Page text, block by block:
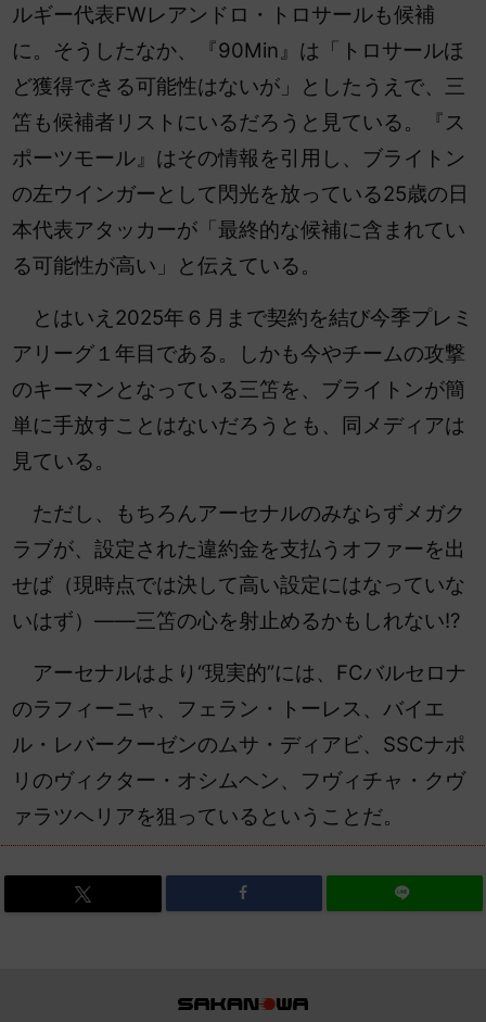
ルギー代表FWレアンドロ・トロサールも候補
に。そうしたなか、『90Min』は「トロサールほ
ど獲得できる可能性はないが」としたうえで、三
笘も候補者リストにいるだろうと見ている。『ス
ポーツモール』はその情報を引用し、ブライトン
の左ウインガーとして閃光を放っている25歳の日
本代表アタッカーが「最終的な候補に含まれてい
る可能性が高い」と伝えている。
とはいえ2025年６月まで契約を結び今季プレミ
アリーグ１年目である。しかも今やチームの攻撃
のキーマンとなっている三笘を、ブライトンが簡
単に手放すことはないだろうとも、同メディアは
見ている。
ただし、もちろんアーセナルのみならずメガク
ラブが、設定された違約金を支払うオファーを出
せば（現時点では決して高い設定にはなっていな
いはず）――三笘の心を射止めるかもしれない!?
アーセナルはより“現実的”には、FCバルセロナ
のラフィーニャ、フェラン・トーレス、バイエ
ル・レバークーゼンのムサ・ディアビ、SSCナポ
リのヴィクター・オシムヘン、フヴィチャ・クヴ
ァラツヘリアを狙っているということだ。